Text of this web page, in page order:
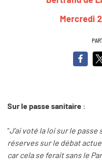
Mercredi
Sur le passe sanitaire :
"J’ai voté la loi sur le passe
réserves sur le débat
car cela se ferait sans le